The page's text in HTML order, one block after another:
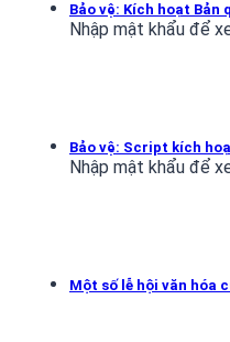
Bảo vệ: Kích hoạt Bản
Nhập mật khẩu để
Bảo vệ: Script kích
Nhập mật khẩu để
Một số lễ hội văn hóa